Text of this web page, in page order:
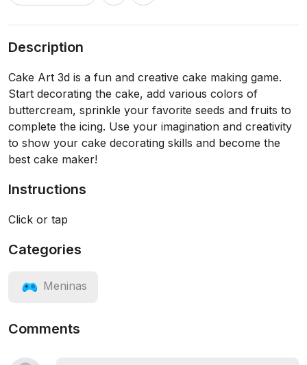
Description
Cake Art 3d is a fun and creative cake making game.
Start decorating the cake, add various colors of
buttercream, sprinkle your favorite seeds and fruits to
complete the icing. Use your imagination and creativity
to show your cake decorating skills and become the
best cake maker!
Instructions
Click or tap
Categories
Meninas
Comments